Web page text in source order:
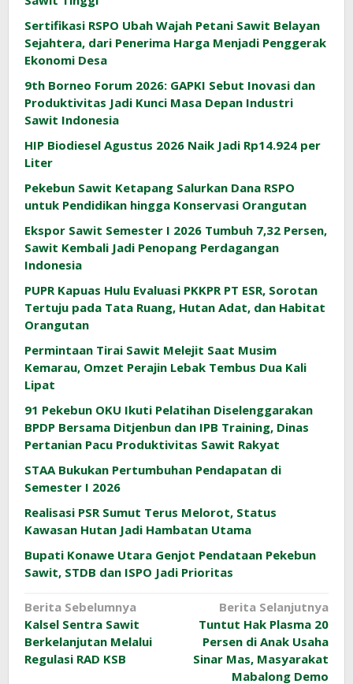
Sertifikasi RSPO Ubah Wajah Petani Sawit Belayan
Sejahtera, dari Penerima Harga Menjadi Penggerak
Ekonomi Desa
9th Borneo Forum 2026: GAPKI Sebut Inovasi dan
Produktivitas Jadi Kunci Masa Depan Industri
Sawit Indonesia
HIP Biodiesel Agustus 2026 Naik Jadi Rp14.924 per
Liter
Pekebun Sawit Ketapang Salurkan Dana RSPO
untuk Pendidikan hingga Konservasi Orangutan
Ekspor Sawit Semester I 2026 Tumbuh 7,32 Persen,
Sawit Kembali Jadi Penopang Perdagangan
Indonesia
PUPR Kapuas Hulu Evaluasi PKKPR PT ESR, Sorotan
Tertuju pada Tata Ruang, Hutan Adat, dan Habitat
Orangutan
Permintaan Tirai Sawit Melejit Saat Musim
Kemarau, Omzet Perajin Lebak Tembus Dua Kali
Lipat
91 Pekebun OKU Ikuti Pelatihan Diselenggarakan
BPDP Bersama Ditjenbun dan IPB Training, Dinas
Pertanian Pacu Produktivitas Sawit Rakyat
STAA Bukukan Pertumbuhan Pendapatan di
Semester I 2026
Realisasi PSR Sumut Terus Melorot, Status
Kawasan Hutan Jadi Hambatan Utama
Bupati Konawe Utara Genjot Pendataan Pekebun
Sawit, STDB dan ISPO Jadi Prioritas
Navigasi
pos
Berita Sebelumnya
Kalsel Sentra Sawit
Berkelanjutan Melalui
Regulasi RAD KSB
Berita Selanjutnya
Tuntut Hak Plasma 20
Persen di Anak Usaha
Sinar Mas, Masyarakat
Mabalong Demo